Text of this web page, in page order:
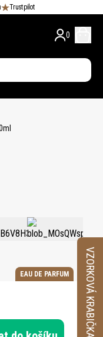
Trustpilot
0
EAU DE PARFUM VZORKOVÁ KRABIČKA